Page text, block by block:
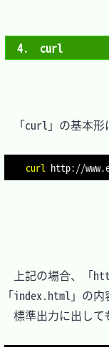
4.　curl
「curl」の基本形
curl http://
上記の場合、「
「index.html」の内
標準出力に出して